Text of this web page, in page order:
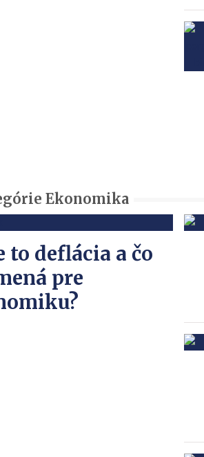
Ekonomika
to deflácia a čo
pre